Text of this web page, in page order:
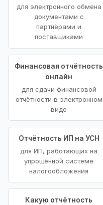
для электронного обмена
документами с
партнёрами и
поставщиками
Финансовая отчётность
онлайн
для сдачи финансовой
отчётности в электронном
виде
Отчётность ИП на УСН
для ИП, работающих на
упрощённой системе
налогообложения
Какую отчётность